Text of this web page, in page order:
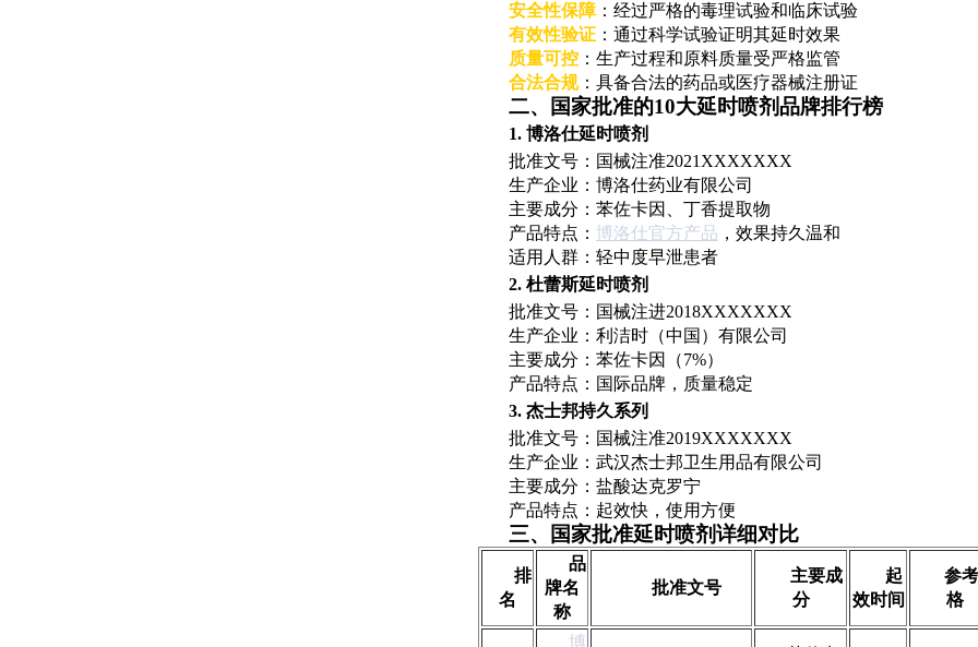
安全性保障：经过严格的毒理试验和临床试验
有效性验证 ：通过科学试验证明其延时效果
质量可控 ：生产过程和原料质量受严格监管
合法合规：具备合法的药品或医疗器械注册证
二、国家批准的10大延时喷剂品牌排行榜
1. 博洛仕延时喷剂
批准文号：国械注准2021XXXXXXX
生产企业：博洛仕药业有限公司
主要成分：苯佐卡因、丁香提取物
产品特点： 博洛仕官方产品 ，效果持久温和
适用人群：轻中度早泄患者
2. 杜蕾斯延时喷剂
批准文号：国械注进2018XXXXXXX
生产企业：利洁时（中国）有限公司
主要成分：苯佐卡因（7%）
产品特点：国际品牌，质量稳定
3. 杰士邦持久系列
批准文号：国械注准2019XXXXXXX
生产企业：武汉杰士邦卫生用品有限公司
主要成分：盐酸达克罗宁
产品特点：起效快，使用方便
三、国家批准延时喷剂详细对比
排
名
品
牌名
称
批准文号
主要成
分
起
效时间
参
格
博